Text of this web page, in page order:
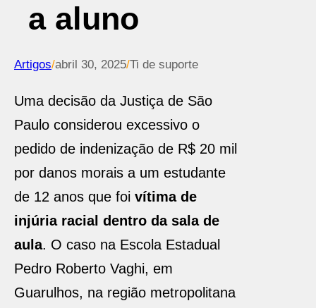
a aluno
Artigos/abril 30, 2025/Ti de suporte
Uma decisão da Justiça de São
Paulo considerou excessivo o
pedido de indenização de R$ 20 mil
por danos morais a um estudante
de 12 anos que foi vítima de
injúria racial dentro da sala de
aula. O caso na Escola Estadual
Pedro Roberto Vaghi, em
Guarulhos, na região metropolitana